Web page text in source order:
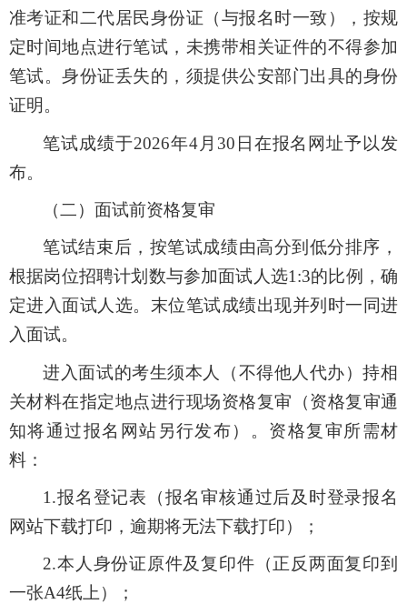
准考证和二代居民身份证（与报名时一致），按规
定时间地点进行笔试，未携带相关证件的不得参加
笔试。身份证丢失的，须提供公安部门出具的身份
证明。
笔试成绩于2026年4月30 日在报名网址予以发
布。
（二）面试前资格复审
笔试结束后，按笔试成绩由高分到低分排序，
根据岗位招聘计划数与参加面试人选1:3的比例，确
定进入面试人选。末位笔试成绩出现并列时一同进
入面试。
进入面试的考生须本人（不得他人代办）持相
关材料在指定地点进行现场资格复审（资格复审通
知将通过报名网站另行发布）。资格复审所需材
料：
1.报名登记表（报名审核通过后及时登录报名
网站下载打印，逾期将无法下载打印）；
2.本人身份证原件及复印件（正反两面复印到
一张A4纸上）；